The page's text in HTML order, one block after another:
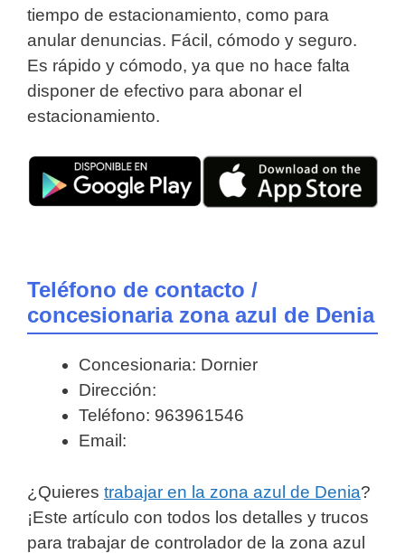
tiempo de estacionamiento, como para
anular denuncias. Fácil, cómodo y seguro.
Es rápido y cómodo, ya que no hace falta
disponer de efectivo para abonar el
estacionamiento.
Teléfono de contacto /
concesionaria zona azul de Denia
Concesionaria: Dornier
Dirección:
Teléfono: 963961546
Email:
¿Quieres trabajar en la zona azul de Denia?
¡Este artículo con todos los detalles y trucos
para trabajar de controlador de la zona azul